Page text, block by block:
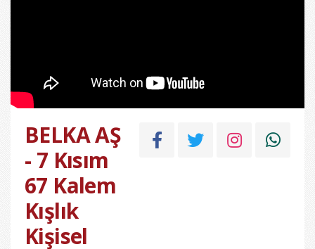
BELKA AŞ
- 7 Kısım
67 Kalem
Kışlık
Kişisel